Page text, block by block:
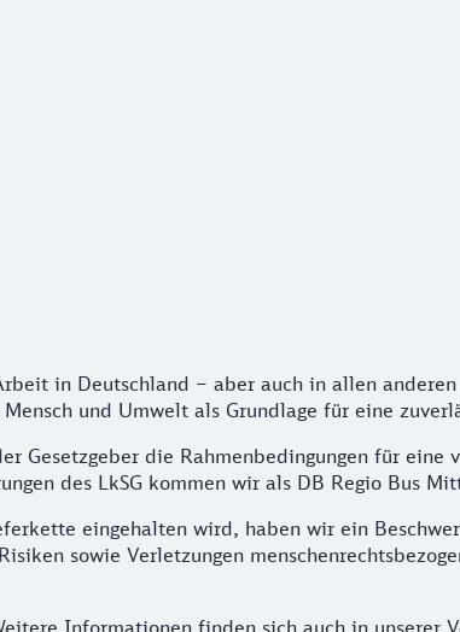
in Deutschland – aber auch in allen
und Umwelt als Grundlage für eine
Gesetzgeber die Rahmenbedingungen für eine
des LkSG kommen wir als DB Regio Bus
eingehalten wird, haben wir ein
sowie Verletzungen
Informationen finden sich auch in unserer